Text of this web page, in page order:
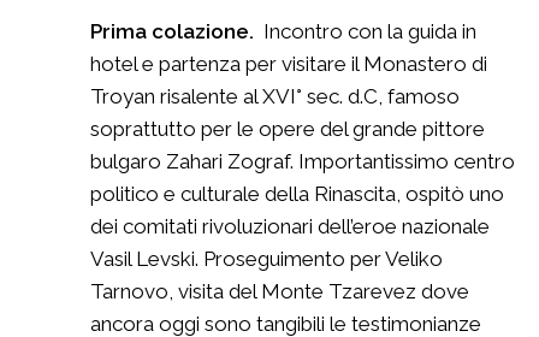
Prima colazione. Incontro con la guida in
hotel e partenza per visitare il Monastero di
Troyan risalente al XVI° sec. d.C, famoso
soprattutto per le opere del grande pittore
bulgaro Zahari Zograf. Importantissimo centro
politico e culturale della Rinascita, ospitò uno
dei comitati rivoluzionari dell’eroe nazionale
Vasil Levski. Proseguimento per Veliko
Tarnovo, visita del Monte Tzarevez dove
ancora oggi sono tangibili le testimonianze